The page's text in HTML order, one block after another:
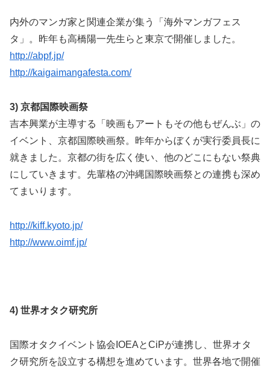
内外のマンガ家と関連企業が集う「海外マンガフェス
タ」。昨年も高橋陽一先生らと東京で開催しました。
http://abpf.jp/
http://kaigaimangafesta.com/
3) 京都国際映画祭
吉本興業が主導する「映画もアートもその他もぜんぶ」の
イベント、京都国際映画祭。昨年からぼくが実行委員長に
就きました。京都の街を広く使い、他のどこにもない祭典
にしていきます。先輩格の沖縄国際映画祭との連携も深め
てまいります。
http://kiff.kyoto.jp/
http://www.oimf.jp/
4) 世界オタク研究所
国際オタクイベント協会IOEAとCiPが連携し、世界オタ
ク研究所を設立する構想を進めています。世界各地で開催